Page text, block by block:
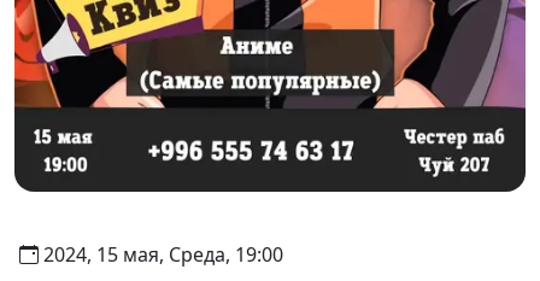
2024, 15 мая, Среда, 19:00